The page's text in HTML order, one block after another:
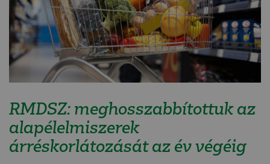
RMDSZ: meghosszabbítottuk az
alapélelmiszerek
árréskorlátozását az év végéig